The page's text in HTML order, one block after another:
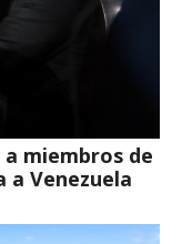
miembros de
a Venezuela